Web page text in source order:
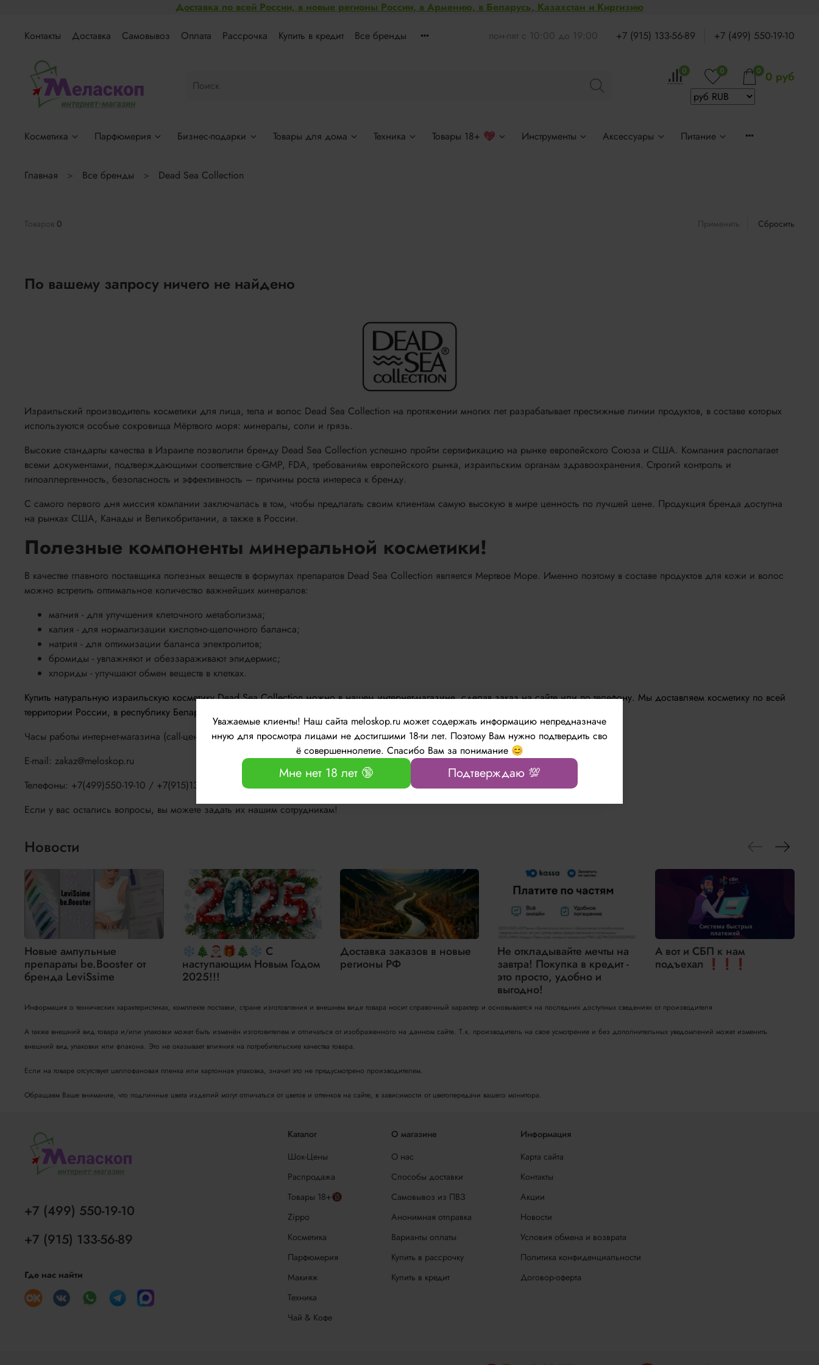
Доставка по всей России, в новые регионы России, в Армению, в Беларусь, Казахстан и Киргизию
Контакты Доставка Самовывоз Оплата Рассрочка Купить в кредит Все бренды пон-пят с 10:00 до 19:00 +7 (915) 133-56-89 +7 (499) 550-19-10
0 0 0 0 руб
Косметика Парфюмерия Бизнес-подарки Товары для дома Техника Товары 18+ 💖 Инструменты Аксессуары Питание
Главная Все бренды Dead Sea Collection
Товаров 0 Применить Сбросить
По вашему запросу ничего не найдено
Израильский производитель косметики для лица, тела и волос Dead Sea Collection на протяжении многих лет разрабатывает престижные линии продуктов, в составе которых
используются особые сокровища Мёртвого моря: минералы, соли и грязь.
Высокие стандарты качества в Израиле позволили бренду Dead Sea Collection успешно пройти сертификацию на рынке европейского Союза и США. Компания располагает
всеми документами, подтверждающими соответствие с-GMP, FDA, требованиям европейского рынка, израильским органам здравоохранения. Строгий контроль и
гипоаллергенность, безопасность и эффективность – причины роста интереса к бренду.
С самого первого дня миссия компании заключалась в том, чтобы предлагать своим клиентам самую высокую в мире ценность по лучшей цене. Продукция бренда доступна
на рынках США, Канады и Великобритании, а также в России.
Полезные компоненты минеральной косметики!
В качестве главного поставщика полезных веществ в формулах препаратов Dead Sea Collection является Мертвое Море. Именно поэтому в составе продуктов для кожи и волос
можно встретить оптимальное количество важнейших минералов:
магния - для улучшения клеточного метаболизма;
калия - для нормализации кислотно-щелочного баланса;
натрия - для оптимизации баланса электролитов;
бромиды - увлажняют и обеззараживают эпидермис;
хлориды - улучшают обмен веществ в клетках.
Купить натуральную израильскую косметику Dead Sea Collection можно в нашем интернет-магазине, сделав заказ на сайте или по телефону. Мы доставляем косметику по всей
территории России, в республику Беларусь и Казахстан!
Часы работы интернет-магазина (call-центр): с 10.00 до 18.00 по будням
E-mail: zakaz@meloskop.ru
Телефоны: +7(499)550-19-10 / +7(915)133-56-89
Если у вас остались вопросы, вы можете задать их нашим сотрудникам!
Новости
Новые ампульные
препараты be.Booster от
бренда LeviSsime
❄🎄🎅🏻🎁🎄❄ С
наступающим Новым Годом
2025!!!
Доставка заказов в новые
регионы РФ
Не откладывайте мечты на
завтра! Покупка в кредит -
это просто, удобно и
выгодно!
А вот и СБП к нам
подъехал ❗❗❗
Информация о технических характеристиках, комплекте поставки, стране изготовления и внешнем виде товара носит справочный характер и основывается на последних доступных сведениях от производителя
А также внешний вид товара и/или упаковки может быть изменён изготовителем и отличаться от изображенного на данном сайте. Т.к. производитель на свое усмотрение и без дополнительных уведомлений может изменить
внешний вид упаковки или флакона. Это не оказывает влияния на потребительские качества товара.
Если на товаре отсутствует целлофановая пленка или картонная упаковка, значит это не предусмотрено производителем.
Обращаем Ваше внимание, что подлинные цвета изделий могут отличаться от цветов и оттенков на сайте, в зависимости от цветопередачи вашего монитора.
Каталог
Шок-Цены
Распродажа
Товары 18+🔞
Zippo
Косметика
Парфюмерия
Макияж
Техника
Чай & Кофе
О магазине
О нас
Способы доставки
Самовывоз из ПВЗ
Анонимная отправка
Варианты оплаты
Купить в рассрочку
Купить в кредит
Информация
Карта сайта
Контакты
Акции
Новости
Условия обмена и возврата
Политика конфиденциальности
Договор-оферта
+7 (499) 550-19-10
+7 (915) 133-56-89
Где нас найти
Уважаемые клиенты! Наш сайта meloskop.ru может содержать информацию непредназначе
нную для просмотра лицами не достигшими 18-ти лет. Поэтому Вам нужно подтвердить сво
ё совершеннолетие. Спасибо Вам за понимание 😊
Мне нет 18 лет 🔞 Подтверждаю 💯